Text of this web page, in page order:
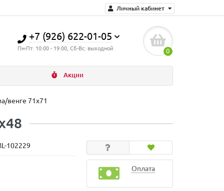
Личный кабинет
+7 (926) 622-01-05
Пн-Пт: 10:00 - 19:00, Сб-Вс: выходной 0
Акции
венге 71х71
102229
Оплата